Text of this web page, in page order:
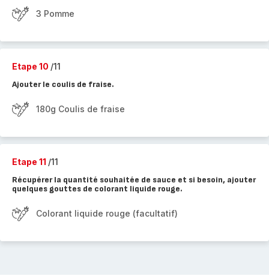
3 Pomme
Etape 10 /11
Ajouter le coulis de fraise.
180g Coulis de fraise
Etape 11 /11
Récupérer la quantité souhaitée de sauce et si besoin, ajouter
quelques gouttes de colorant liquide rouge.
Colorant liquide rouge (facultatif)